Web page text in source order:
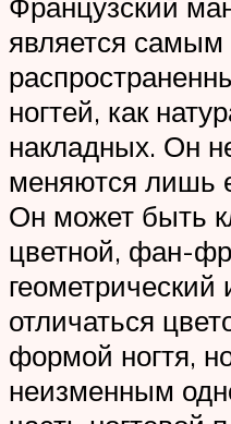
Французский
является самым
ногтей, как
накладных. Он
меняются лишь
Он может быть
цветной, фан-
отличаться
формой ногтя,
неизменным